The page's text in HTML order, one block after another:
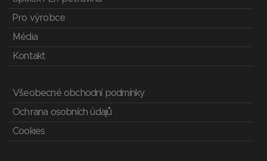
Pro výrobce
Média
Kontakt
Všeobecné obchodní podmínky
Ochrana osobních údajů
Cookies